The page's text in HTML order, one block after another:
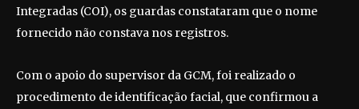
Integradas (COI), os guardas constataram que o nome
fornecido não constava nos registros.
Com o apoio do supervisor da GCM, foi realizado o
procedimento de identificação facial, que confirmou a